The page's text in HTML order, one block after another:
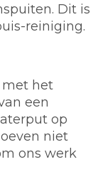
Dit is
reiniging.
met het
een
op
niet
ons werk